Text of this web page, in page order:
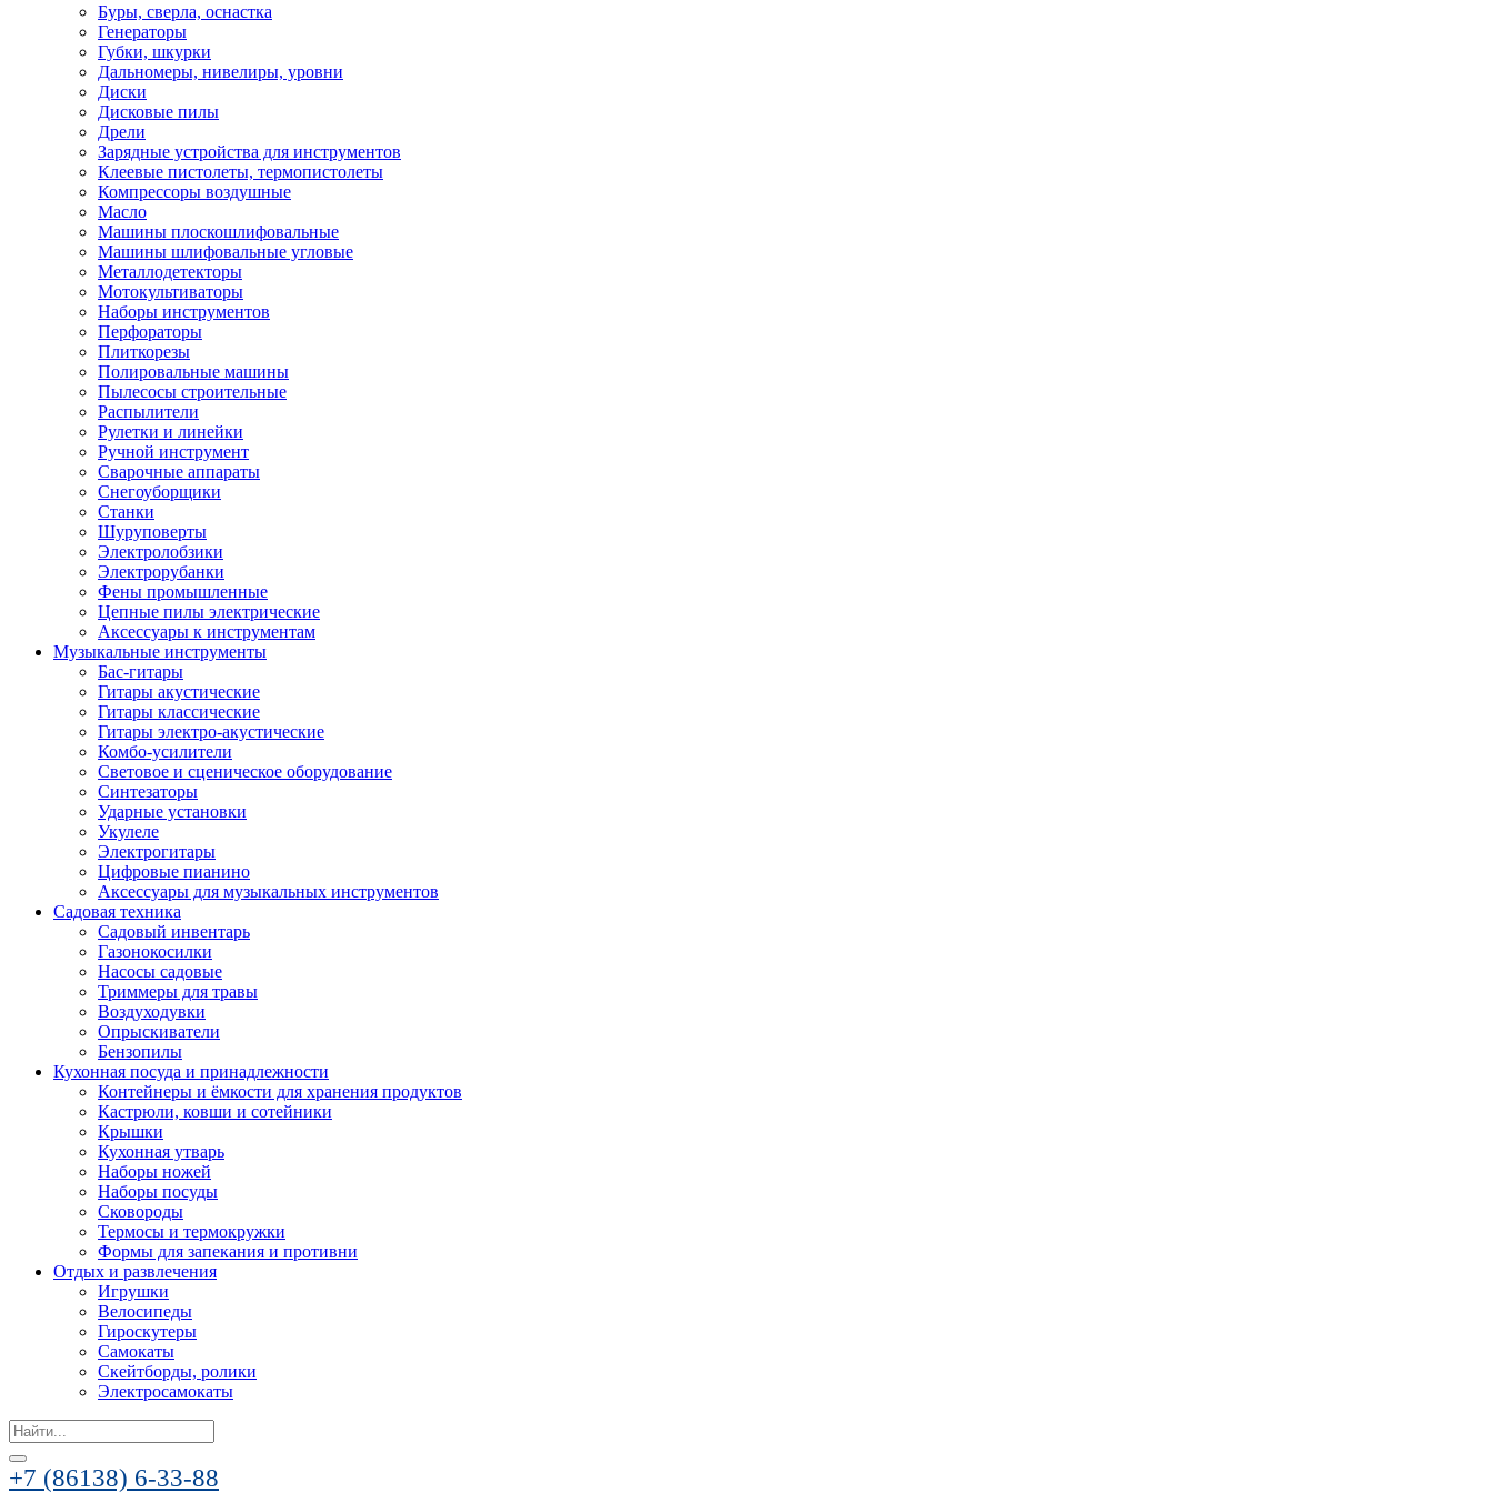
Буры, сверла, оснастка
Генераторы
Губки, шкурки
Дальномеры, нивелиры, уровни
Диски
Дисковые пилы
Дрели
Зарядные устройства для инструментов
Клеевые пистолеты, термопистолеты
Компрессоры воздушные
Масло
Машины плоскошлифовальные
Машины шлифовальные угловые
Металлодетекторы
Мотокультиваторы
Наборы инструментов
Перфораторы
Плиткорезы
Полировальные машины
Пылесосы строительные
Распылители
Рулетки и линейки
Ручной инструмент
Сварочные аппараты
Снегоуборщики
Станки
Шуруповерты
Электролобзики
Электрорубанки
Фены промышленные
Цепные пилы электрические
Аксессуары к инструментам
Музыкальные инструменты
Бас-гитары
Гитары акустические
Гитары классические
Гитары электро-акустические
Комбо-усилители
Световое и сценическое оборудование
Синтезаторы
Ударные установки
Укулеле
Электрогитары
Цифровые пианино
Аксессуары для музыкальных инструментов
Садовая техника
Садовый инвентарь
Газонокосилки
Насосы садовые
Триммеры для травы
Воздуходувки
Опрыскиватели
Бензопилы
Кухонная посуда и принадлежности
Контейнеры и ёмкости для хранения продуктов
Кастрюли, ковши и сотейники
Крышки
Кухонная утварь
Наборы ножей
Наборы посуды
Сковороды
Термосы и термокружки
Формы для запекания и противни
Отдых и развлечения
Игрушки
Велосипеды
Гироскутеры
Самокаты
Скейтборды, ролики
Электросамокаты
Search
for:
+7 (86138) 6-33-88